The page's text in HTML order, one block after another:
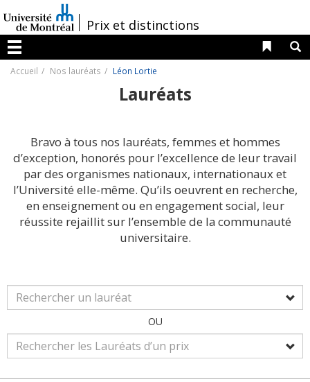
au
contenu
/Prix et distinctions
Menu
Liens
Accueil Nos lauréats Léon Lortie
Lauréats
Bravo à tous nos lauréats, femmes et hommes
d’exception, honorés pour l’excellence de leur travail
par des organismes nationaux, internationaux et
l’Université elle-même. Qu’ils oeuvrent en recherche,
en enseignement ou en engagement social, leur
réussite rejaillit sur l’ensemble de la communauté
universitaire.
OU